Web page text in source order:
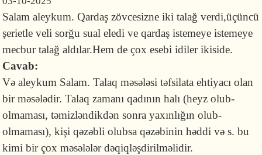
Salam aleykum. Qardaş zövcesizne iki talağ verdi,üçüncü
şerietle veli sorğu sual eledi ve qardaş istemeye istemeye
mecbur talağ aldılar.Hem de çox esebi idiler ikiside.
Cavab:
Və aleykum Salam. Talaq məsələsi təfsilata ehtiyacı olan
bir məsələdir. Talaq zamanı qadının halı (heyz olub-
olmaması, təmizləndikdən sonra yaxınlığın olub-
olmaması), kişi qəzəbli olubsa qəzəbinin həddi və s. bu
kimi bir çox məsələlər dəqiqləşdirilməlidir.